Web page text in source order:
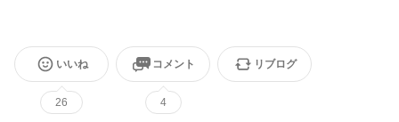
いいね
26
コメント
4
リブログ